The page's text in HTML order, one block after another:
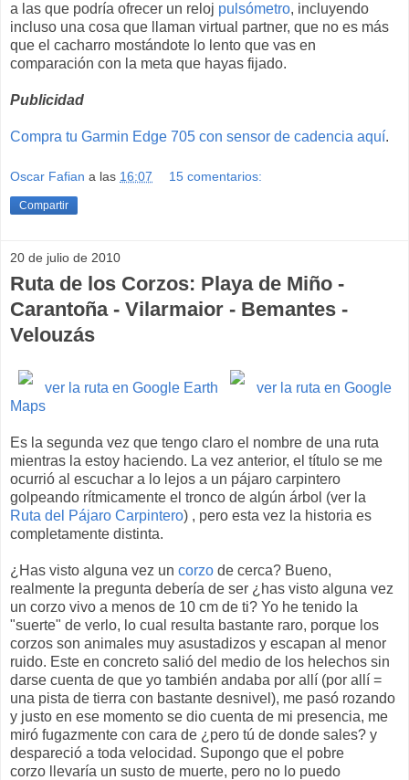
a las que podría ofrecer un reloj pulsómetro, incluyendo
incluso una cosa que llaman virtual partner, que no es más
que el cacharro mostándote lo lento que vas en
comparación con la meta que hayas fijado.
Publicidad
Compra tu Garmin Edge 705 con sensor de cadencia aquí.
Oscar Fafian a las 16:07 15 comentarios:
Compartir
20 de julio de 2010
Ruta de los Corzos: Playa de Miño -
Carantoña - Vilarmaior - Bemantes -
Velouzás
ver la ruta en Google Earth
ver la ruta en Google
Maps
Es la segunda vez que tengo claro el nombre de una ruta
mientras la estoy haciendo. La vez anterior, el título se me
ocurrió al escuchar a lo lejos a un pájaro carpintero
golpeando rítmicamente el tronco de algún árbol (ver la
Ruta del Pájaro Carpintero) , pero esta vez la historia es
completamente distinta.
¿Has visto alguna vez un corzo de cerca? Bueno,
realmente la pregunta debería de ser ¿has visto alguna vez
un corzo vivo a menos de 10 cm de ti? Yo he tenido la
"suerte" de verlo, lo cual resulta bastante raro, porque los
corzos son animales muy asustadizos y escapan al menor
ruido. Este en concreto salió del medio de los helechos sin
darse cuenta de que yo también andaba por allí (por allí =
una pista de tierra con bastante desnivel), me pasó rozando
y justo en ese momento se dio cuenta de mi presencia, me
miró fugazmente con cara de ¿pero tú de donde sales? y
despareció a toda velocidad. Supongo que el pobre
corzo llevaría un susto de muerte, pero no lo puedo